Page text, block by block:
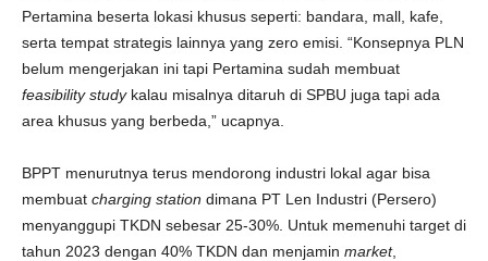
Pertamina beserta lokasi khusus seperti: bandara, mall, kafe,
serta tempat strategis lainnya yang zero emisi. “Konsepnya PLN
belum mengerjakan ini tapi Pertamina sudah membuat
feasibility studykalau misalnya ditaruh di SPBU juga tapi ada
area khusus yang berbeda,” ucapnya.
BPPT menurutnya terus mendorong industri lokal agar bisa
membuat charging station dimana PT Len Industri (Persero)
menyanggupi TKDN sebesar 25-30%. Untuk memenuhi target di
tahun 2023 dengan 40% TKDN dan menjamin market,